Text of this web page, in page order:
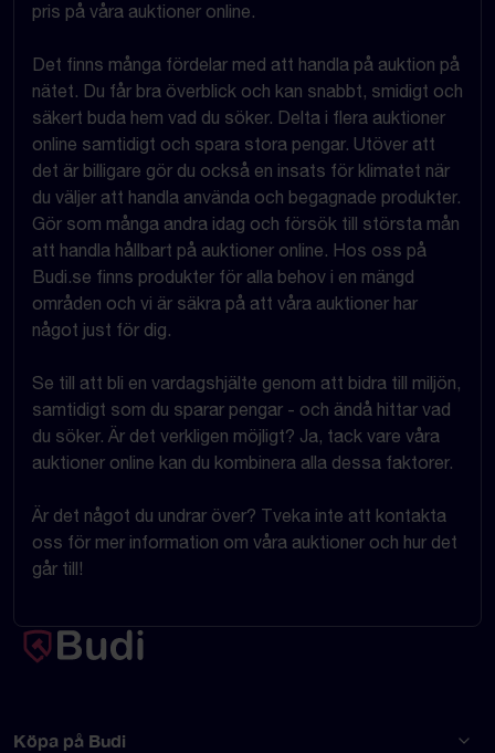
pris på våra auktioner online.
Det finns många fördelar med att handla på auktion på
nätet. Du får bra överblick och kan snabbt, smidigt och
säkert buda hem vad du söker. Delta i flera auktioner
online samtidigt och spara stora pengar. Utöver att
det är billigare gör du också en insats för klimatet när
du väljer att handla använda och begagnade produkter.
Gör som många andra idag och försök till största mån
att handla hållbart på auktioner online. Hos oss på
Budi.se finns produkter för alla behov i en mängd
områden och vi är säkra på att våra auktioner har
något just för dig.
Se till att bli en vardagshjälte genom att bidra till miljön,
samtidigt som du sparar pengar - och ändå hittar vad
du söker. Är det verkligen möjligt? Ja, tack vare våra
auktioner online kan du kombinera alla dessa faktorer.
Är det något du undrar över? Tveka inte att kontakta
oss för mer information om våra auktioner och hur det
går till!
Köpa på Budi